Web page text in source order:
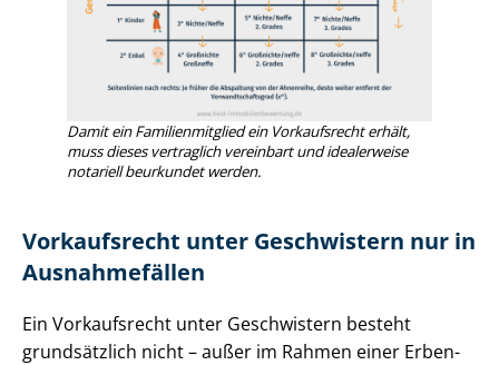
Damit ein Fa­mi­li­en­mit­glied ein Vorkaufsrecht erhält,
muss dieses vertraglich vereinbart und idealerweise
notariell beurkundet werden.
Vorkaufsrecht unter Geschwistern nur in
Ausnahmefällen
Ein Vorkaufsrecht unter Geschwistern besteht
grundsätzlich nicht – außer im Rahmen einer Er­ben­